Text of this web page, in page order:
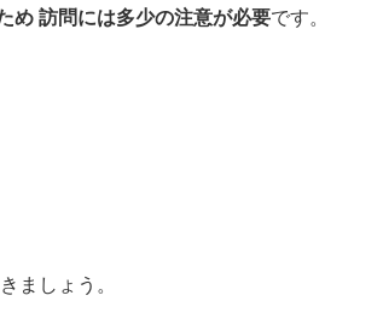
め 訪問には多少の注意が必要です。
ましょう。